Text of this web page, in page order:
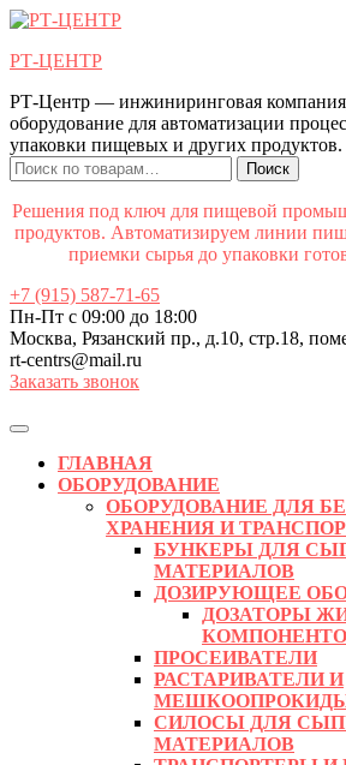
Перейти
содержимому
к
содержимому
РТ-ЦЕНТР
РТ-Центр — инжиниринговая
оборудование для автоматизации
упаковки пищевых и других продуктов.
Искать:
Поиск
Решения под ключ для пищевой
продуктов. Автоматизируем линии
приемки сырья до упаковки
+7 (915) 587-71-65
Пн-Пт с 09:00 до 18:00
Москва, Рязанский пр., д.10, стр.18,
rt-centrs@mail.ru
Заказать звонок
Кнопка
ОткрытьГЛАВНАЯ
ОБОРУДОВАНИЕ
ОБОРУДОВАНИЕ ДЛЯ
ХРАНЕНИЯ И
БУНКЕРЫ ДЛЯ
МАТЕРИАЛОВ
ДОЗИРУЮЩЕЕ
ДОЗАТОРЫ
ПРОСЕИВАТЕЛИ
РАСТАРИВАТЕЛИ И
СИЛОСЫ ДЛЯ
МАТЕРИАЛОВ